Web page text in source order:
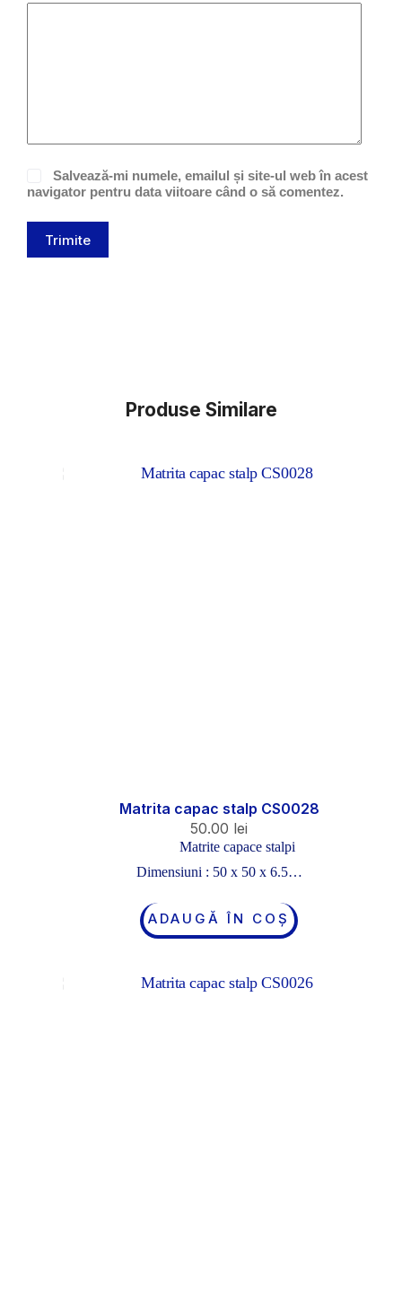
Salvează-mi numele, emailul și site-ul web în acest
navigator pentru data viitoare când o să comentez.
Trimite
Produse Similare
Matrita capac stalp CS0028
50.00 lei
Matrite capace stalpi
Dimensiuni : 50 x 50 x 6.5…
ADAUGĂ ÎN COȘ